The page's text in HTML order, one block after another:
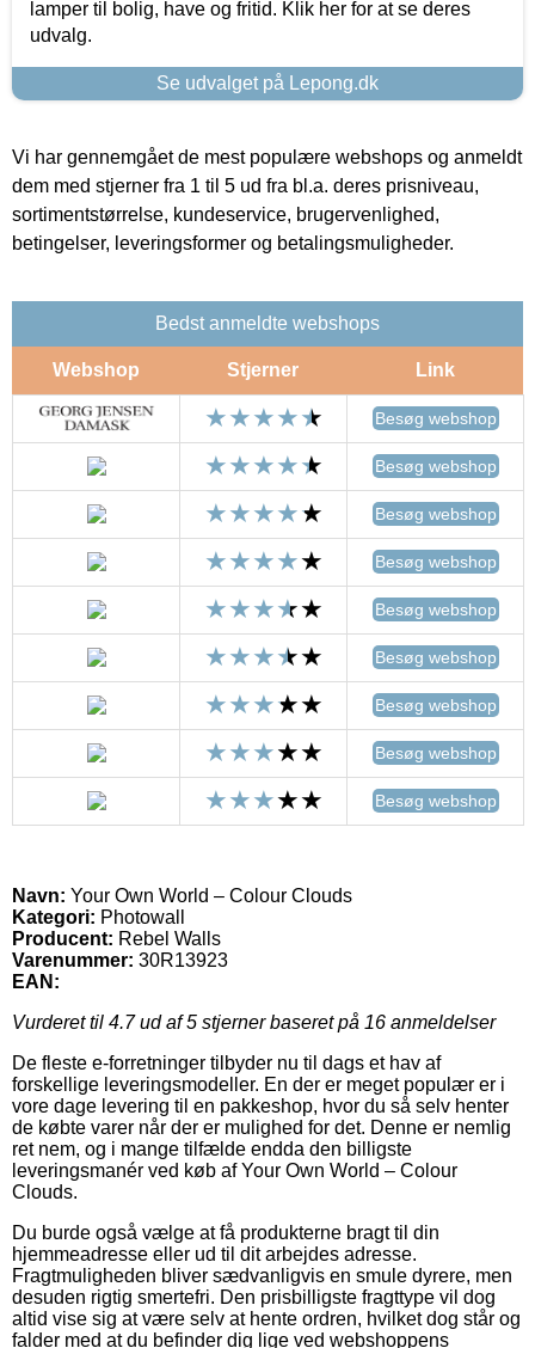
lamper til bolig, have og fritid. Klik her for at se deres
udvalg.
Se udvalget på Lepong.dk
Vi har gennemgået de mest populære webshops og anmeldt
dem med stjerner fra 1 til 5 ud fra bl.a. deres prisniveau,
sortimentstørrelse, kundeservice, brugervenlighed,
betingelser, leveringsformer og betalingsmuligheder.
Bedst anmeldte webshops
Webshop Stjerner Link
Besøg webshop
Besøg webshop
Besøg webshop
Besøg webshop
Besøg webshop
Besøg webshop
Besøg webshop
Besøg webshop
Besøg webshop
Navn: Your Own World – Colour Clouds
Kategori: Photowall
Producent: Rebel Walls
Varenummer: 30R13923
EAN:
Vurderet til 4.7ud af 5 stjerner baseret på 16 anmeldelser
De fleste e-forretninger tilbyder nu til dags et hav af
forskellige leveringsmodeller. En der er meget populær er i
vore dage levering til en pakkeshop, hvor du så selv henter
de købte varer når der er mulighed for det. Denne er nemlig
ret nem, og i mange tilfælde endda den billigste
leveringsmanér ved køb af Your Own World – Colour
Clouds.
Du burde også vælge at få produkterne bragt til din
hjemmeadresse eller ud til dit arbejdes adresse.
Fragtmuligheden bliver sædvanligvis en smule dyrere, men
desuden rigtig smertefri. Den prisbilligste fragttype vil dog
altid vise sig at være selv at hente ordren, hvilket dog står og
falder med at du befinder dig lige ved webshoppens